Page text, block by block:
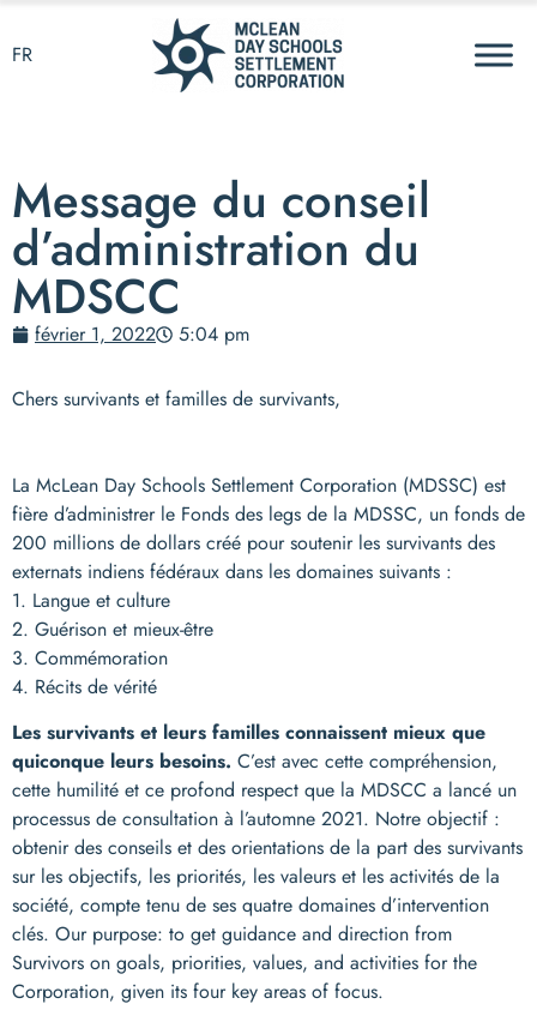
FR
Message du conseil
d’administration du
MDSCC
février 1, 2022 5:04 pm
Chers survivants et familles de survivants,
La McLean Day Schools Settlement Corporation (MDSSC) est
fière d’administrer le Fonds des legs de la MDSSC, un fonds de
200 millions de dollars créé pour soutenir les survivants des
externats indiens fédéraux dans les domaines suivants :
1. Langue et culture
2. Guérison et mieux-être
3. Commémoration
4. Récits de vérité
Les survivants et leurs familles connaissent mieux que
quiconque leurs besoins. C’est avec cette compréhension,
cette humilité et ce profond respect que la MDSCC a lancé un
processus de consultation à l’automne 2021. Notre objectif :
obtenir des conseils et des orientations de la part des survivants
sur les objectifs, les priorités, les valeurs et les activités de la
société, compte tenu de ses quatre domaines d’intervention
clés. Our purpose: to get guidance and direction from
Survivors on goals, priorities, values, and activities for the
Corporation, given its four key areas of focus.